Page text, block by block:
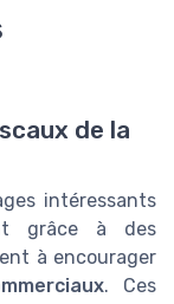
de la
intéressants
grâce à des
à encourager
. Ces